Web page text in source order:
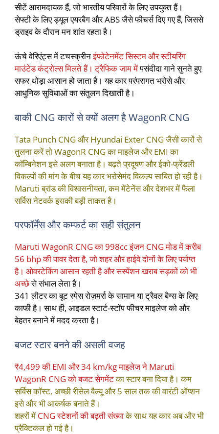
सीटें आरामदायक हैं, जो भारतीय परिवारों के लिए उपयुक्त हैं।
सेफ्टी के लिए ड्यूल एयरबैग और ABS जैसे फीचर्स दिए गए हैं, जिससे
ड्राइव के दौरान मन शांत रहता है।
ऊंचे वेरिएंट्स में टचस्क्रीनइंफोटेनमेंट सिस्टम और स्टीयरिंग
माउंटेड कंट्रोल्स मिलते हैं। ट्रैफिक जाम मेंपसंदीदा गाने सुनते हुए
सफर थोड़ा आसान हो जाता है। यह कार परंपरागत भरोसे और
आधुनिक सुविधाओं का संतुलन दिखाती है।
बाकी CNG कारों से क्यों अलग है WagonR CNG
Tata Punch CNG और Hyundai Exter CNG जैसी कारों से
तुलना करें तो WagonR CNG का माइलेज और EMI का
कॉम्बिनेशन इसे अलग बनाता है। बढ़ते प्रदूषण और ईको-फ्रेंडली
विकल्पों की मांग के बीच यह कार भरोसेमंद विकल्प साबित हो रही है।
Maruti ब्रांड की विश्वसनीयता, कम मेंटेनेंस और देशभर में फैला
सर्विस नेटवर्क इसकी बड़ी ताकत है।
परफॉर्मेंस और कम्फर्ट का सही संतुलन
Maruti WagonR CNG का 998cc इंजन CNG मोड में करीब
56 bhp की पावर देता है, जो शहर और हाईवे दोनों के लिए पर्याप्त
है। ओवरटेकिंग आसान रहती है और सस्पेंशन खराब सड़कों को भी
अच्छेसे संभाल लेता है।
341 लीटर का बूट स्पेस रोज़मर्रा के सामान या ट्रैवल बैग्स के लिए
काफी है। साथ ही, आइडल स्टार्ट-स्टॉप फीचर माइलेज को और
बेहतर बनाने में मदद करता है।
बजट स्टार बनने की असली वजह
₹4,499 की EMI और 34 km/kg माइलेज ने Maruti
WagonR CNG को बजट सेगमेंटका स्टार बना दिया है। कम
सर्विस कॉस्ट, अच्छी रीसेल वैल्यू और 5 साल तक की वारंटी ऑप्शन
इसे और भी आकर्षक बनाते हैं।
शहरों में CNG स्टेशनों की बढ़ती संख्याके साथ यह कार अब और भी
प्रैक्टिकल हो गई है।